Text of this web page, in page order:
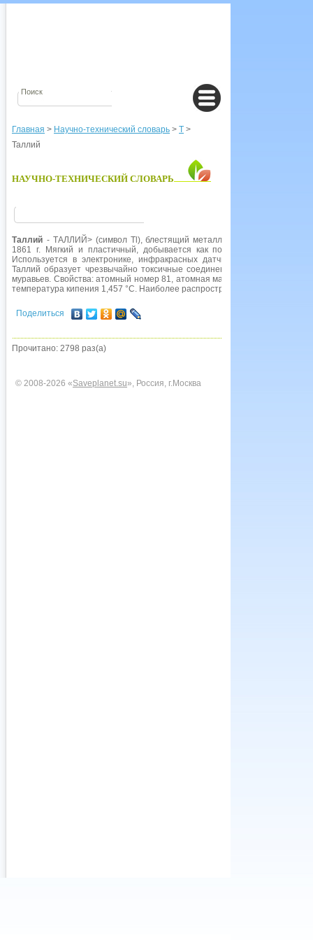
Главная > Научно-технический словарь > Т >
Таллий
НАУЧНО-ТЕХНИЧЕСКИЙ СЛОВАРЬ
Таллий - ТАЛЛИЙ> (символ Тl), блестящий металлический элемент III
1861 г. Мягкий и пластичный, добывается как побочный продукт
Используется в электронике, инфракрасных датчиках, при
Таллий образует чрезвычайно токсичные соединения.
муравьев. Свойства: атомный номер 81, атомная масса 204,37;
температура кипения 1,457 °С. Наиболее распространенный изотоп
Поделиться
Прочитано: 2798 раз(а)
© 2008-2026 «Saveplanet.su», Россия, г.Москва